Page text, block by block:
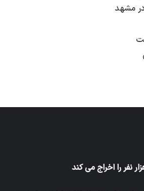
مشهد
نفر را اخراج می کند